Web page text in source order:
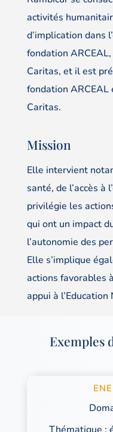
activités
d’implication dans
fondation
Caritas, et il est
fondation
Caritas.
Mission
Elle intervient
santé, de l’accès à
privilégie les
qui ont un impact
l’autonomie des
Elle s’implique
actions favorables
appui à
Exemples